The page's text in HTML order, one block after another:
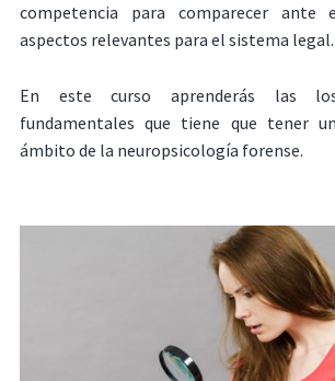
competencia para comparecer
aspectos relevantes para el sistema legal.
En este curso aprenderás las
fundamentales que tiene que tener
ámbito de la neuropsicología forense.